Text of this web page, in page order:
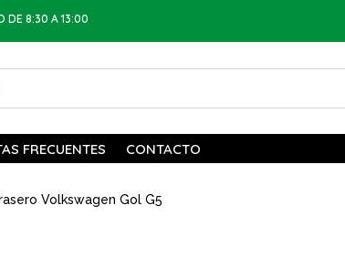
DE 8:30 A 13:00
FRECUENTES CONTACTO
Volkswagen Gol G5